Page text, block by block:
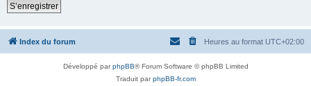
S’enregistrer
Index du forum Heures au format UTC+02:00
Développé parphpBB® Forum Software © phpBB Limited
Traduit parphpBB-fr.com